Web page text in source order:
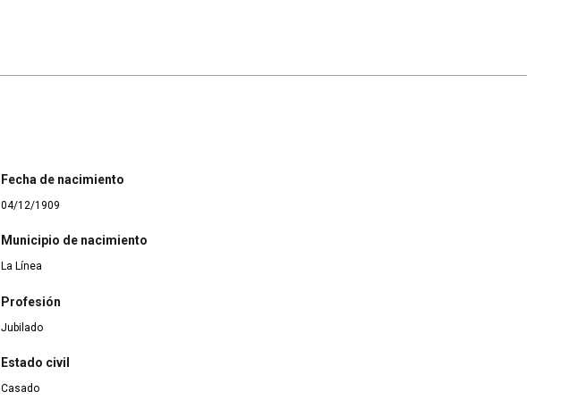
Fecha de nacimiento
04/12/1909
Municipio de nacimiento
La Línea
Profesión
Jubilado
Estado civil
Casado